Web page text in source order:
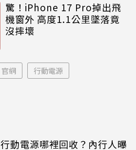
驚！iPhone 17 Pro掉出飛
機窗外 高度1.1公里墜落竟
沒摔壞
官網 行動電源
行動電源哪裡回收？內行人曝